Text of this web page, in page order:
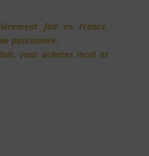
fait en France,
passionnée.
vous achetez local et